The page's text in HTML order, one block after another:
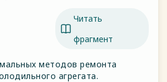
Читать
фрагмент
методов ремонта
агрегата.